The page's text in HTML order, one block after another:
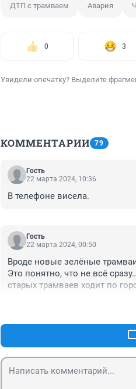
ДТП с трамваем Авария
0 3
Увидели опечатку? Выделите
КОММЕНТАРИИ 79
Гость
22 марта 2024, 10:36
В телефоне висела.
Гость
22 марта 2024, 00:50
Вроде новые зелёные
Это понятно, что не всё
старых трамваев ходит по